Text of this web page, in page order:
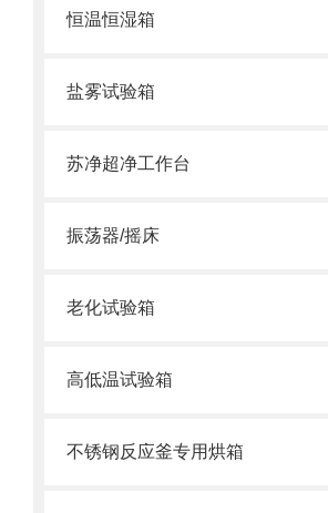
恒温恒湿箱
盐雾试验箱
苏净超净工作台
振荡器/摇床
老化试验箱
高低温试验箱
不锈钢反应釜专用烘箱